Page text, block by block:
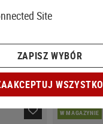
W MAGAZYNIE
Site
ZAPISZ WYBÓR
WSZYSTKO